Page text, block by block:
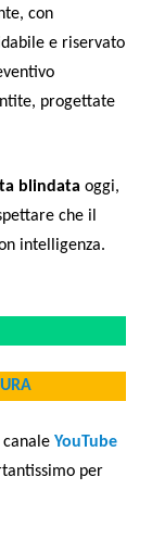
con
e riservato
progettate
blindata oggi,
che il
intelligenza.
canaleYouTube
per